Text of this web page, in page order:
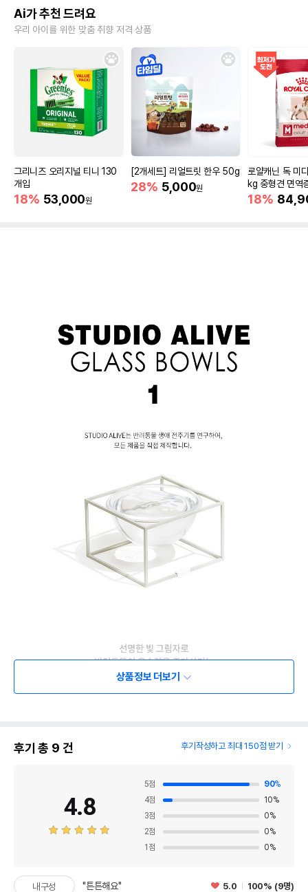
Ai가 추천 드려요
우리 아이를 위한 맞춤 취향 저격 상품
그리니즈 오리지널 티니 130
개입
18% 53,000원
[2개세트] 리얼트릿 한우 50g
28% 5,000원
로얄캐닌 독 미
kg 중형견 면역
18%
상품정보 더보기
후기 총 9 건 후기작성하고 최대 150점 받기
4.8
5점 90%
4점 10%
3점 0%
2점 0%
1 점 0%
내구성 "튼튼해요" 5.0 100% (9명)